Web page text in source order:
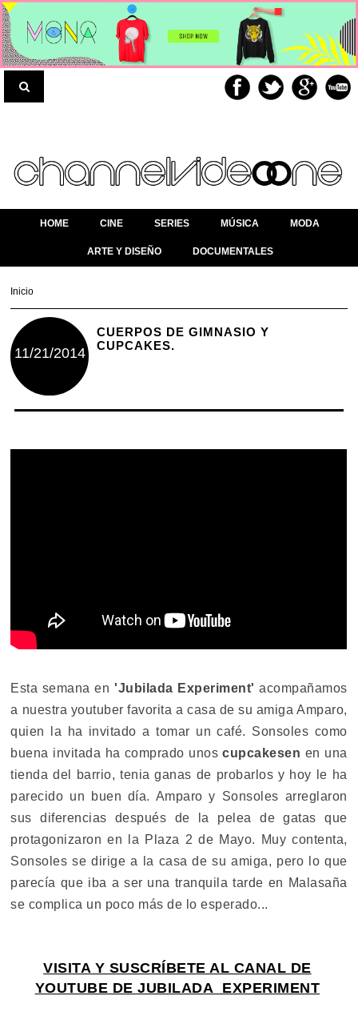
HOME CINE SERIES MÚSICA MODA
ARTE Y DISEÑO DOCUMENTALES
Inicio
11/21/2014
CUERPOS DE GIMNASIO Y
CUPCAKES.
Esta semana en 'Jubilada Experiment' acompañamos
a nuestra youtuber favorita a casa de su amiga Amparo,
quien la ha invitado a tomar un café. Sonsoles como
buena invitada ha comprado unoscupcakesen en una
tienda del barrio, tenia ganas de probarlos y hoy le ha
parecido un buen día. Amparo y Sonsoles arreglaron
sus diferencias después de la pelea de gatas que
protagonizaron en la Plaza 2 de Mayo. Muy contenta,
Sonsoles se dirige a la casa de su amiga, pero lo que
parecía que iba a ser una tranquila tarde en Malasaña
se complica un poco más de lo esperado...
VISITA Y SUSCRÍBETE AL CANAL DE
YOUTUBE DE JUBILADA EXPERIMENT